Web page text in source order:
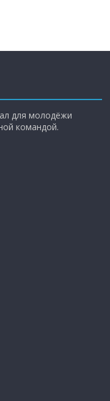
для молодёжи
командой.